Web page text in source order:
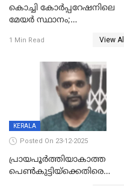
കൊച്ചി കോര്‍പ്പറേഷനിലെ
മേയര്‍ സ്ഥാനം;
രൂക്ഷം
1 Min Read View All
KERALA
Posted On 23-12-2025
പ്രായപൂർത്തിയാകാത്ത
പെൺകുട്ടിയ്ക്കെതിരെ